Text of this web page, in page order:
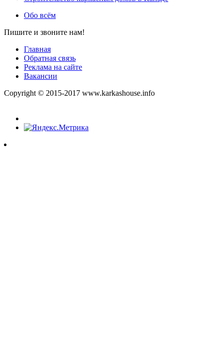
Обо всём
Пишите и звоните нам!
Главная
Обратная связь
Реклама на сайте
Вакансии
Copyright © 2015-2017 www.karkashouse.info